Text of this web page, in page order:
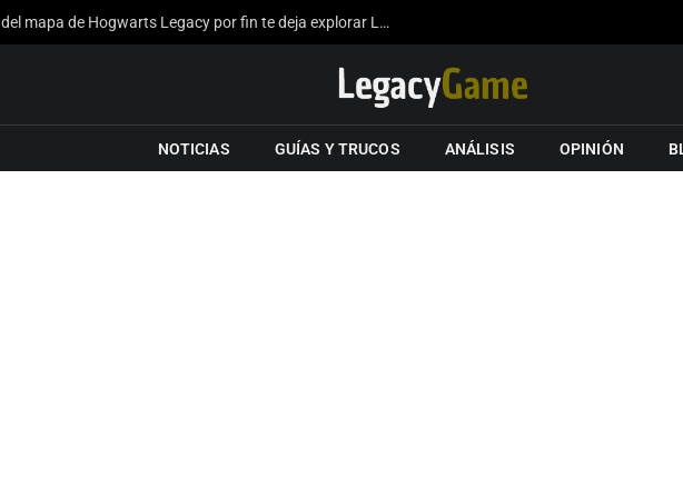
La expansión del mapa de Hogwarts Legacy por fin te deja explorar Londres gracias a los fans
NOTICIAS GUÍAS Y TRUCOS ANÁLISIS OPINIÓN